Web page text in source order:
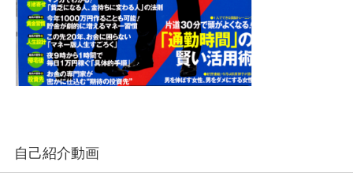
自己紹介動画